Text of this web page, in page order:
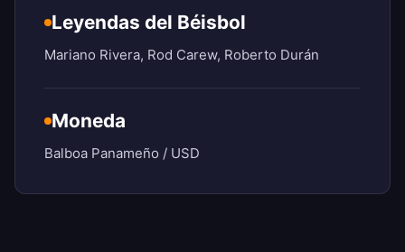
Leyendas del Béisbol
Mariano Rivera, Rod Carew, Roberto Durán
Moneda
Balboa Panameño / USD